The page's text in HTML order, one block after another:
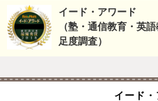
イード・アワード
（塾・通信教育・英
足度調査）
イード・